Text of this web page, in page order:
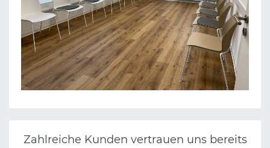
Zahlreiche Kunden vertrauen uns bereits